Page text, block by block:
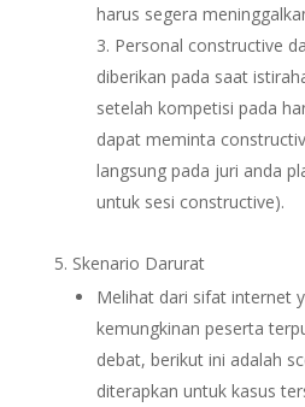
harus segera
Personal constructive
diberikan pada saat
setelah kompetisi pada
dapat meminta
langsung pada juri anda
untuk sesi constructive).
Skenario Darurat
Melihat dari sifat internet
kemungkinan peserta
debat, berikut ini adalah
diterapkan untuk kasus